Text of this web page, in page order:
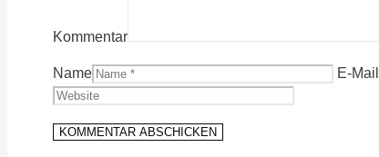
Kommentar
Name E-